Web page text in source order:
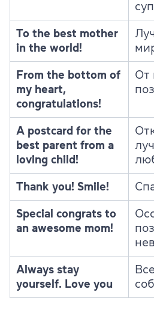
To the best mother
in the world!
From the bottom of
my heart,
congratulations!
От
A postcard for the
best parent from a
loving child!
Thank you! Smile!
Special congrats to
an awesome mom!
Always stay
yourself. Love you